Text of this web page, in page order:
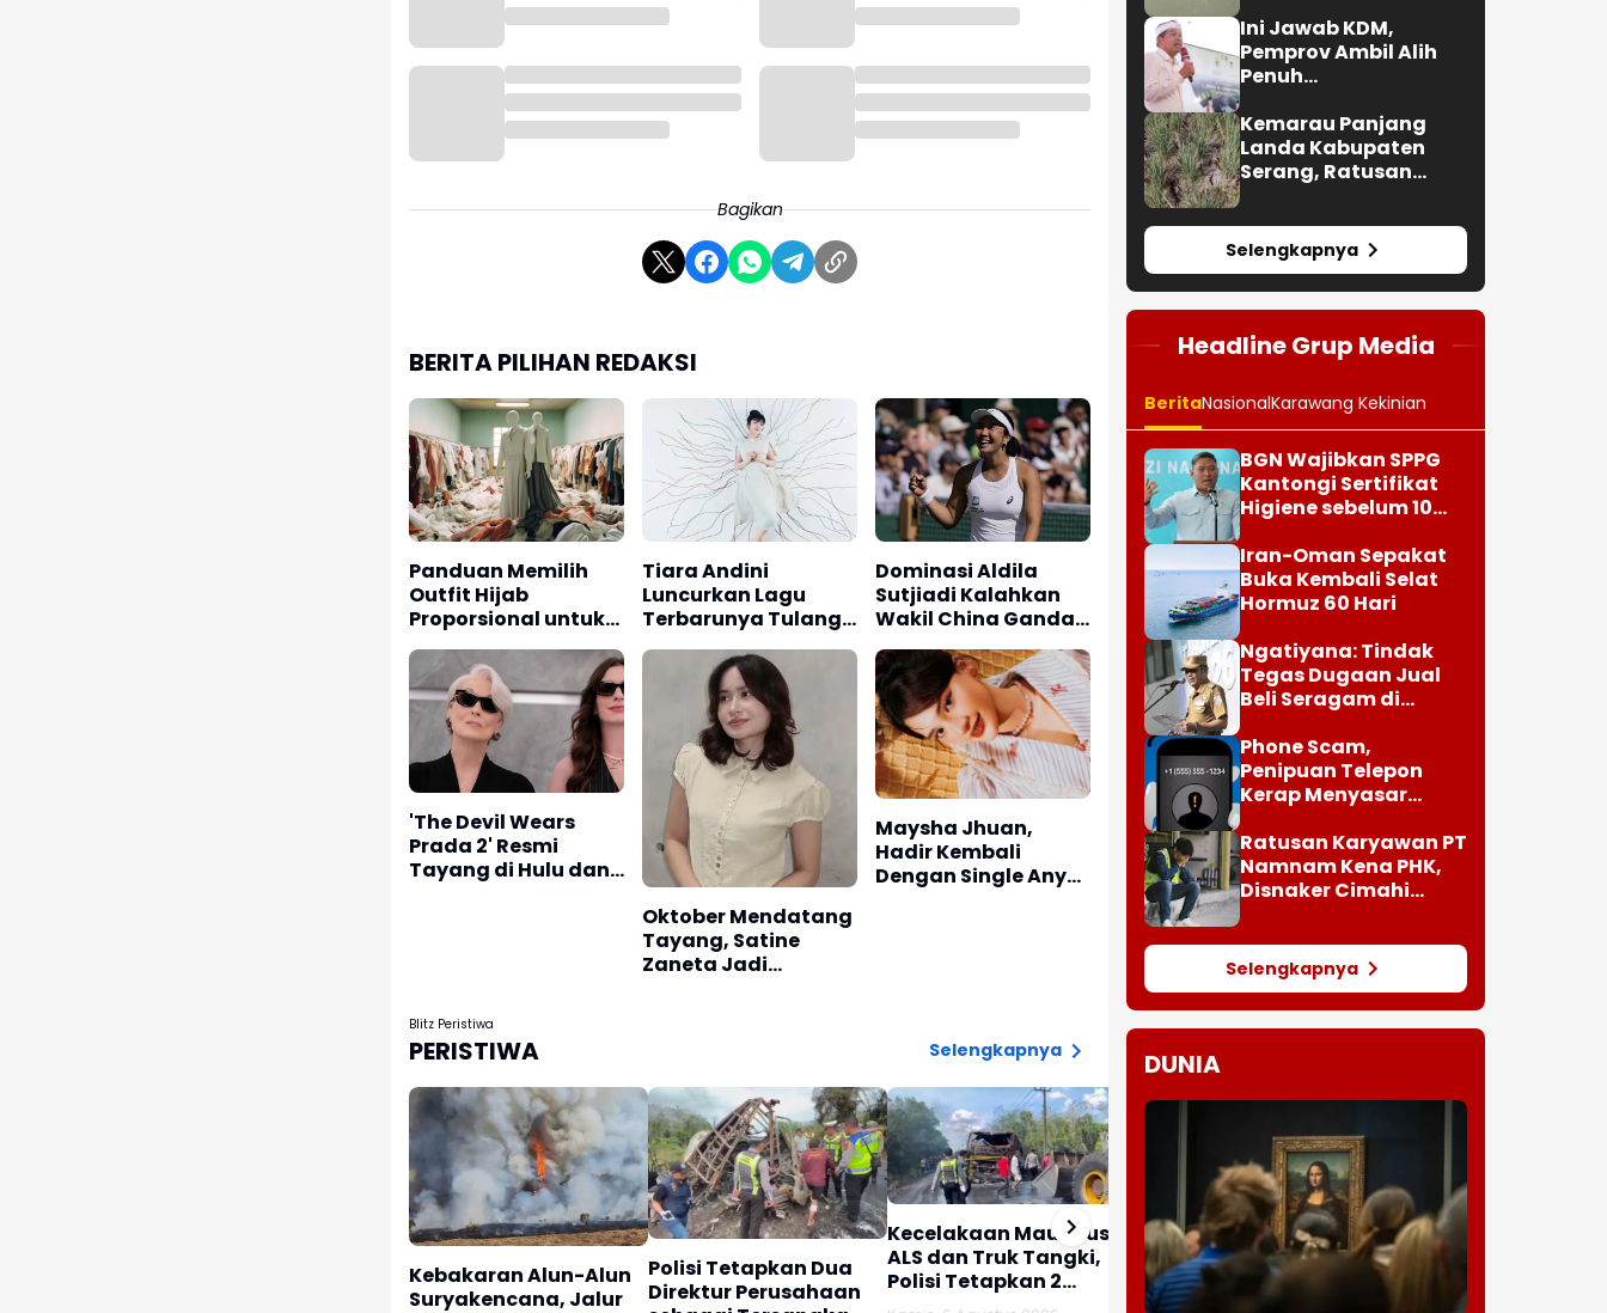
Bagikan
BERITA PILIHAN REDAKSI
Panduan Memilih
Outfit Hijab
Proporsional untuk
Postur Ideal
Tiara Andini
Luncurkan Lagu
Terbarunya Tulang
dan Nadi
Dominasi Aldila
Sutjiadi Kalahkan
Wakil China Ganda
DC Open 2026
'The Devil Wears
Prada 2' Resmi
Tayang di Hulu dan
Oktober Mendatang
Tayang, Satine
Zaneta Jadi
Maysha Jhuan,
Hadir Kembali
Dengan Single Anyar
Blitz Peristiwa
PERISTIWA Selengkapnya
Kebakaran Alun-Alun
Suryakencana, Jalur
Polisi Tetapkan Dua
Direktur Perusahaan
Kecelakaan Maut Bus
ALS dan Truk Tangki,
Polisi Tetapkan 2
Tersangka
Pemerintah Turun
Langsung Selidiki
Hujan Deras Picu Banjir
Lumpuhkan Sejumlah
Ini Jawab KDM,
Pemprov Ambil Alih
Penuh
MTQ 2027
Kemarau Panjang
Landa Kabupaten
Serang, Ratusan
Kekeringan
Selengkapnya
Headline Grup Media
BeritaNasionalKarawang Kekinian
BGN Wajibkan SPPG
Kantongi Sertifikat
Higiene sebelum 10
Iran-Oman Sepakat
Buka Kembali Selat
Hormuz 60 Hari
Ngatiyana: Tindak
Tegas Dugaan Jual
Beli Seragam di
Phone Scam,
Penipuan Telepon
Kerap Menyasar
Ratusan Karyawan PT
Namnam Kena PHK,
Disnaker Cimahi
Selengkapnya
DUNIA